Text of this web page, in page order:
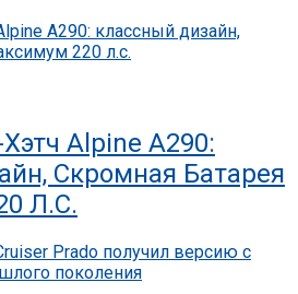
Alpine A290:
Скромная Батарея
Л.с.